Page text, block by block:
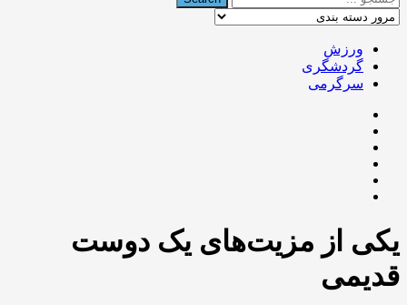
ورزش
گردشگری
سرگرمی
یکی از مزیت‌های یک دوست
قدیمی